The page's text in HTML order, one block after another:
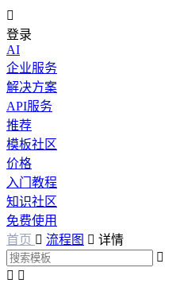

登录
AI
企业服务
解决方案
API服务
推荐
模板社区
价格
入门教程
知识社区
免费使用
首页  流程图  详情

 